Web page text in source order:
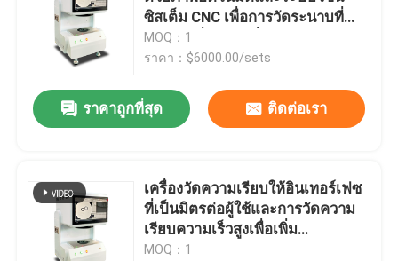
ซิสเต็ม CNC เพื่อการวัดระนาบที่
แม่นยำเพื่อความมั่นใจ
MOQ：1
ราคา：$6000.00/sets
ราคาถูกที่สุด ติดต่อเรา
เครื่องวัดความเรียบให้อินเทอร์เฟซ
ที่เป็นมิตรต่อผู้ใช้และการวัดความ
เรียบความเร็วสูงเพื่อเพิ่ม
ประสิทธิภาพการผลิต
MOQ：1